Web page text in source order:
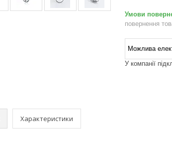
повернення
У компанії
Характеристики